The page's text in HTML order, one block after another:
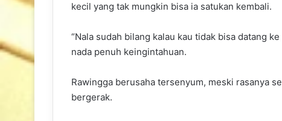
kecil yang tak mungkin bisa ia satukan kembali.
“Nala sudah bilang kalau kau tidak bisa datang
nada penuh keingintahuan.
Rawingga berusaha tersenyum, meski rasanya
bergerak.